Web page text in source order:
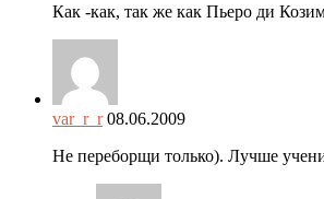
Как -как, так же как Пьеро ди
var_r_r 08.06.2009
Не переборщи только). Лучше